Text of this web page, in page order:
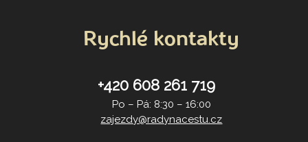
Rychlé kontakty
+420 608 261 719
Po – Pá: 8:30 – 16:00
zajezdy@radynacestu.cz